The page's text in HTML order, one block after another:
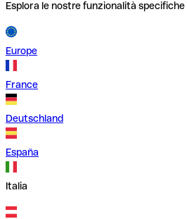
Esplora le nostre funzionalità
Europe
France
Deutschland
España
Italia